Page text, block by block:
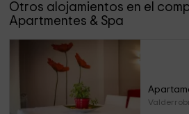
Otros alojamientos en el
Apartmentes & Spa